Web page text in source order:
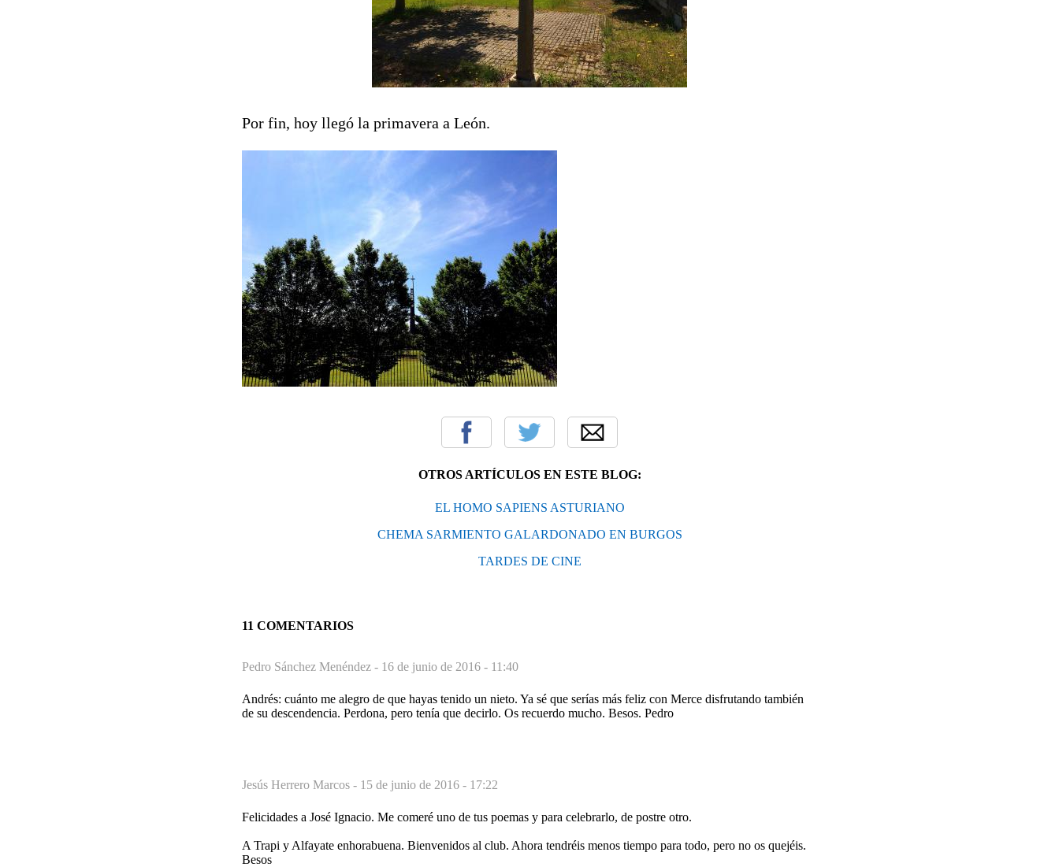
Por fin, hoy llegó la primavera a León.
OTROS ARTÍCULOS EN ESTE BLOG:
EL HOMO SAPIENS ASTURIANO
CHEMA SARMIENTO GALARDONADO EN BURGOS
TARDES DE CINE
11 COMENTARIOS
Pedro Sánchez Menéndez - 16 de junio de 2016 - 11:40
Andrés: cuánto me alegro de que hayas tenido un nieto. Ya sé que serías más feliz con Merce disfrutando también
de su descendencia. Perdona, pero tenía que decirlo. Os recuerdo mucho. Besos. Pedro
Jesús Herrero Marcos - 15 de junio de 2016 - 17:22
Felicidades a José Ignacio. Me comeré uno de tus poemas y para celebrarlo, de postre otro.
A Trapi y Alfayate enhorabuena. Bienvenidos al club. Ahora tendréis menos tiempo para todo, pero no os quejéis.
Besos